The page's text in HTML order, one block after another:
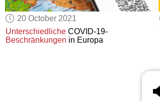
20 October 2021
Unterschiedliche COVID-19-
Beschränkungen in Europa